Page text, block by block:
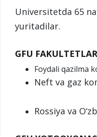
Universitetda 65
yuritadilar.
GFU
Foydali qazilma
Neft va gaz
Rossiya va